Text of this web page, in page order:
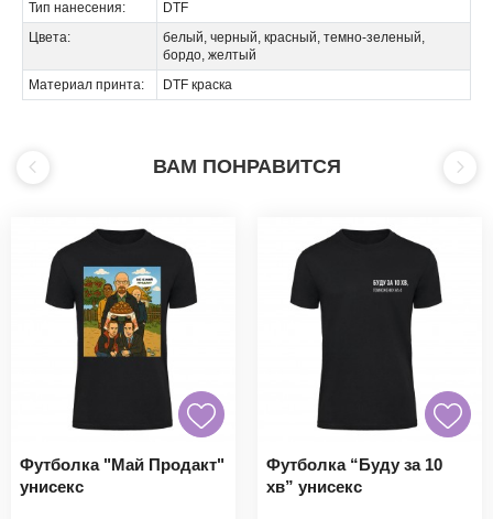
Тип нанесения:
DTF
Цвета:
белый, черный, красный, темно-зеленый,
бордо, желтый
Материал принта:
DTF краска
ВАМ ПОНРАВИТСЯ
Футболка "Май Продакт"
унисекс
Футболка “Буду за 10
хв” унисекс